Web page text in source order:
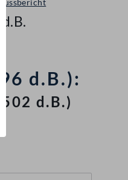
d.B.):
(502 d.B.)